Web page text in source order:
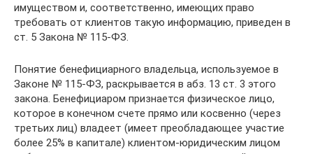
имуществом и, соответственно, имеющих право
требовать от клиентов такую информацию, приведен в
ст. 5 Закона № 115-ФЗ.
Понятие бенефициарного владельца, используемое в
Законе № 115-ФЗ, раскрывается в абз. 13 ст. 3 этого
закона. Бенефициаром признается физическое лицо,
которое в конечном счете прямо или косвенно (через
третьих лиц) владеет (имеет преобладающее участие
более 25% в капитале) клиентом-юридическим лицом